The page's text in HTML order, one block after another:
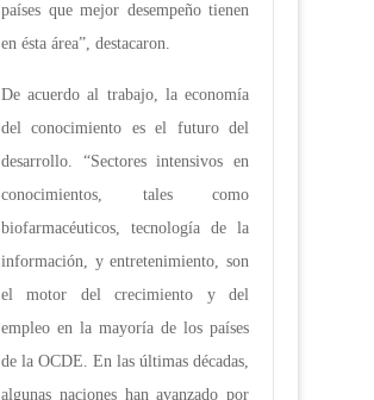
países que mejor desempeño tienen
en ésta área”, destacaron.
De acuerdo al trabajo, la economía
del conocimiento es el futuro del
desarrollo. “Sectores intensivos en
conocimientos, tales como
biofarmacéuticos, tecnología de la
información, y entretenimiento, son
el motor del crecimiento y del
empleo en la mayoría de los países
de la OCDE. En las últimas décadas,
algunas naciones han avanzado por